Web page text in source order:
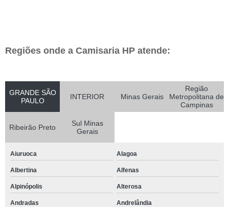
Regiões onde a Camisaria HP atende:
GRANDE SÃO
PAULO
INTERIOR Minas Gerais
Região
Metropolitana de
Campinas
Ribeirão Preto
Sul Minas
Gerais
Aiuruoca Alagoa
Albertina Alfenas
Alpinópolis Alterosa
Andradas Andrelândia